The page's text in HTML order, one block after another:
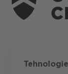
Tehnologie